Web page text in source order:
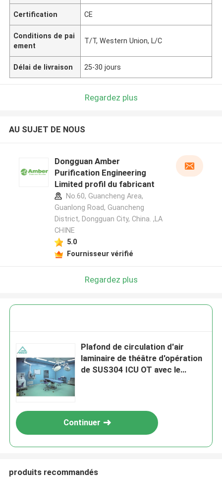
Certification CE
Conditions de pai
ement
T/T, Western Union, L/C
Délai de livraison 25-30 jours
Regardez plus
AU SUJET DE NOUS
Dongguan Amber
Purification Engineering
Limited profil du fabricant
No.60, Guancheng Area,
Guanlong Road, Guancheng
District, Dongguan City, China. ,LA
CHINE
5.0
Fournisseur vérifié
Regardez plus
Plafond de circulation d'air
laminaire de théâtre d'opération
de SUS304 ICU OT avec le
Continuer
produits recommandés